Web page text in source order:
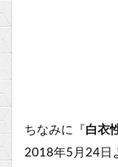
ちなみに『 白衣
2018年5月24日